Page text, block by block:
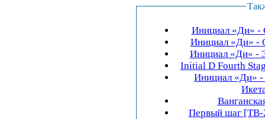
Инициал «Ди» -
Инициал «Ди» -
Инициал «Ди» -
Initial D Fourth
Инициал «Ди» -
Первый шаг [ТВ-